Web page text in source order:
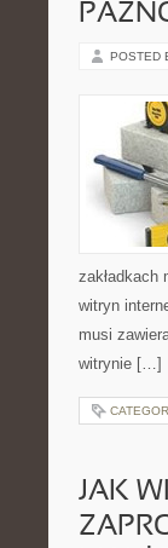
POSTED
zakładkach
witryn
musi
witrynie […]
JAK